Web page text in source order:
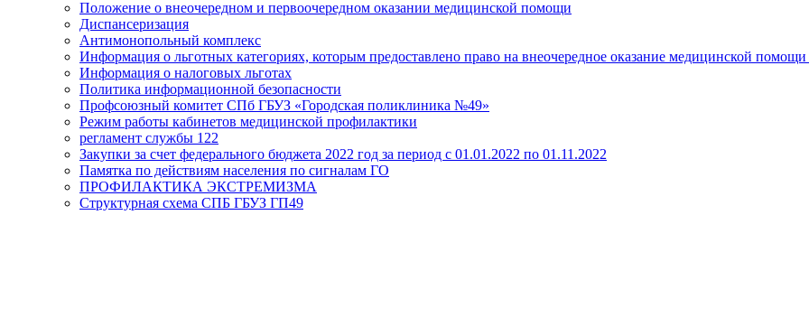
Положение о внеочередном и первоочередном оказании медицинской помощи
Диспансеризация
Антимонопольный комплекс
Информация о льготных категориях, которым предоставлено право на внеочередное оказание медицинской
Информация о налоговых льготах
Политика информационной безопасности
Профсоюзный комитет СПб ГБУЗ «Городская поликлиника №49»
Режим работы кабинетов медицинской профилактики
регламент службы 122
Закупки за счет федерального бюджета 2022 год за период с 01.01.2022 по 01.11.2022
Памятка по действиям населения по сигналам ГО
ПРОФИЛАКТИКА ЭКСТРЕМИЗМА
Структурная схема СПБ ГБУЗ ГП49